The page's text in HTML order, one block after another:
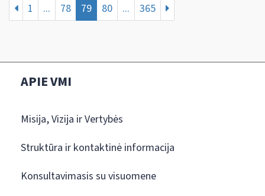
1 ... 78 79 80 ... 365
APIE VMI
Misija, Vizija ir Vertybės
Struktūra ir kontaktinė informacija
Konsultavimasis su visuomene